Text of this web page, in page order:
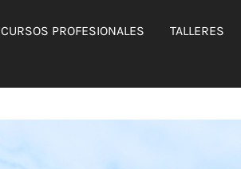
CURSOS PROFESIONALES TALLERES